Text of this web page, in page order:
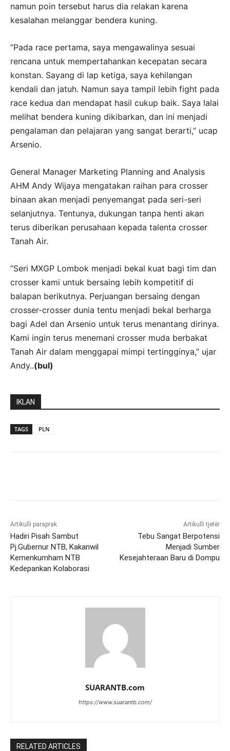
namun poin tersebut harus dia relakan karena
kesalahan melanggar bendera kuning.
”Pada race pertama, saya mengawalinya sesuai
rencana untuk mempertahankan kecepatan secara
konstan. Sayang di lap ketiga, saya kehilangan
kendali dan jatuh. Namun saya tampil lebih fight pada
race kedua dan mendapat hasil cukup baik. Saya lalai
melihat bendera kuning dikibarkan, dan ini menjadi
pengalaman dan pelajaran yang sangat berarti,” ucap
Arsenio.
General Manager Marketing Planning and Analysis
AHM Andy Wijaya mengatakan raihan para crosser
binaan akan menjadi penyemangat pada seri-seri
selanjutnya. Tentunya, dukungan tanpa henti akan
terus diberikan perusahaan kepada talenta crosser
Tanah Air.
”Seri MXGP Lombok menjadi bekal kuat bagi tim dan
crosser kami untuk bersaing lebih kompetitif di
balapan berikutnya. Perjuangan bersaing dengan
crosser-crosser dunia tentu menjadi bekal berharga
bagi Adel dan Arsenio untuk terus menantang dirinya.
Kami ingin terus menemani crosser muda berbakat
Tanah Air dalam menggapai mimpi tertingginya,” ujar
Andy..(bul)
IKLAN
TAGS PLN
Artikulli paraprak
Hadiri Pisah Sambut
Pj.Gubernur NTB, Kakanwil
Kemenkumham NTB
Kedepankan Kolaborasi
Artikulli tjetër
Tebu Sangat Berpotensi
Menjadi Sumber
Kesejahteraan Baru di Dompu
SUARANTB.com
https://www.suarantb.com/
RELATED ARTICLES